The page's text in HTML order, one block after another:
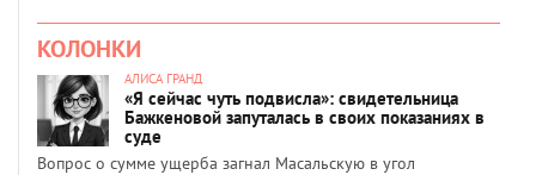
КОЛОНКИ
АЛИСА ГРАНД
«Я сейчас чуть подвисла»: свидетельница
Бажкеновой запуталась в своих показаниях в
суде
Вопрос о сумме ущерба загнал Масальскую в угол